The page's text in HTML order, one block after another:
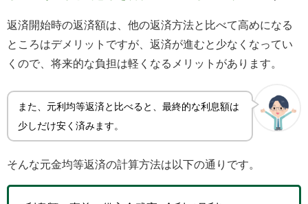
返済開始時の返済額は、他の返済方法と比べて高めになる
ところはデメリットですが、返済が進むと少なくなってい
くので、将来的な負担は軽くなるメリットがあります。
また、元利均等返済と比べると、最終的な利息額は
少しだけ安く済みます。
そんな元金均等返済の計算方法は以下の通りです。